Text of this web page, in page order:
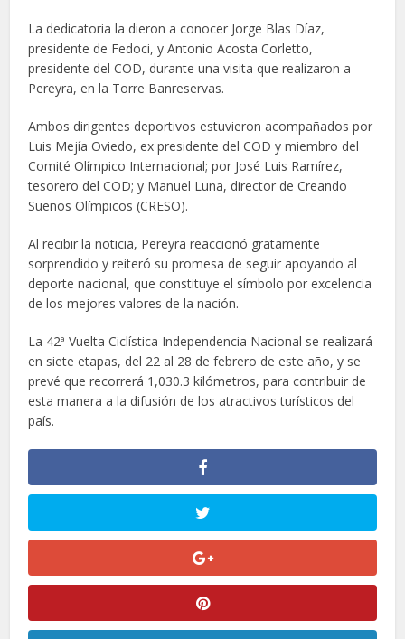
La dedicatoria la dieron a conocer Jorge Blas Díaz,
presidente de Fedoci, y Antonio Acosta Corletto,
presidente del COD, durante una visita que realizaron a
Pereyra, en la Torre Banreservas.
Ambos dirigentes deportivos estuvieron acompañados por
Luis Mejía Oviedo, ex presidente del COD y miembro del
Comité Olímpico Internacional; por José Luis Ramírez,
tesorero del COD; y Manuel Luna, director de Creando
Sueños Olímpicos (CRESO).
Al recibir la noticia, Pereyra reaccionó gratamente
sorprendido y reiteró su promesa de seguir apoyando al
deporte nacional, que constituye el símbolo por excelencia
de los mejores valores de la nación.
La 42ª Vuelta Ciclística Independencia Nacional se realizará
en siete etapas, del 22 al 28 de febrero de este año, y se
prevé que recorrerá 1,030.3 kilómetros, para contribuir de
esta manera a la difusión de los atractivos turísticos del
país.